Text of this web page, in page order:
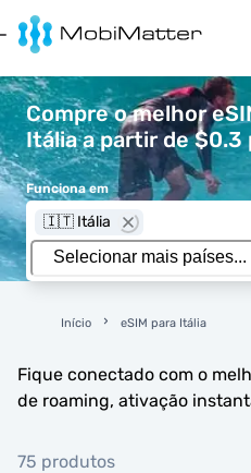
Compre o melhor
Itália a partir de $0.3
Funciona em
🇮🇹 Itália
Início eSIM para Itália
Fique conectado com o
de roaming, ativação
75 produtos